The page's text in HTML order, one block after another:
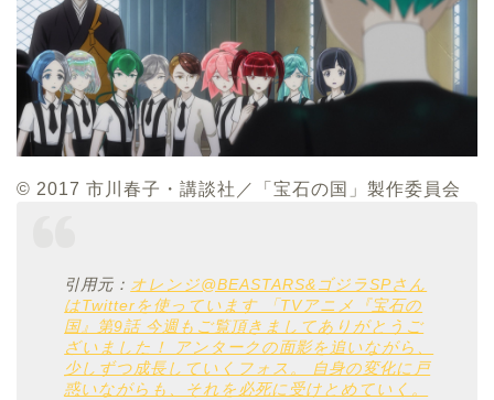
© 2017 市川春子・講談社／「宝石の国」製作委員会
引用元： オレンジ@BEASTARS&ゴジラSPさん
はTwitterを使っています 「TVアニメ『宝石の
国』第9話 今週もご覧頂きましてありがとうご
ざいました！ アンタークの面影を追いながら、
少しずつ成長していくフォス。 自身の変化に戸
惑いながらも、それを必死に受けとめていく。